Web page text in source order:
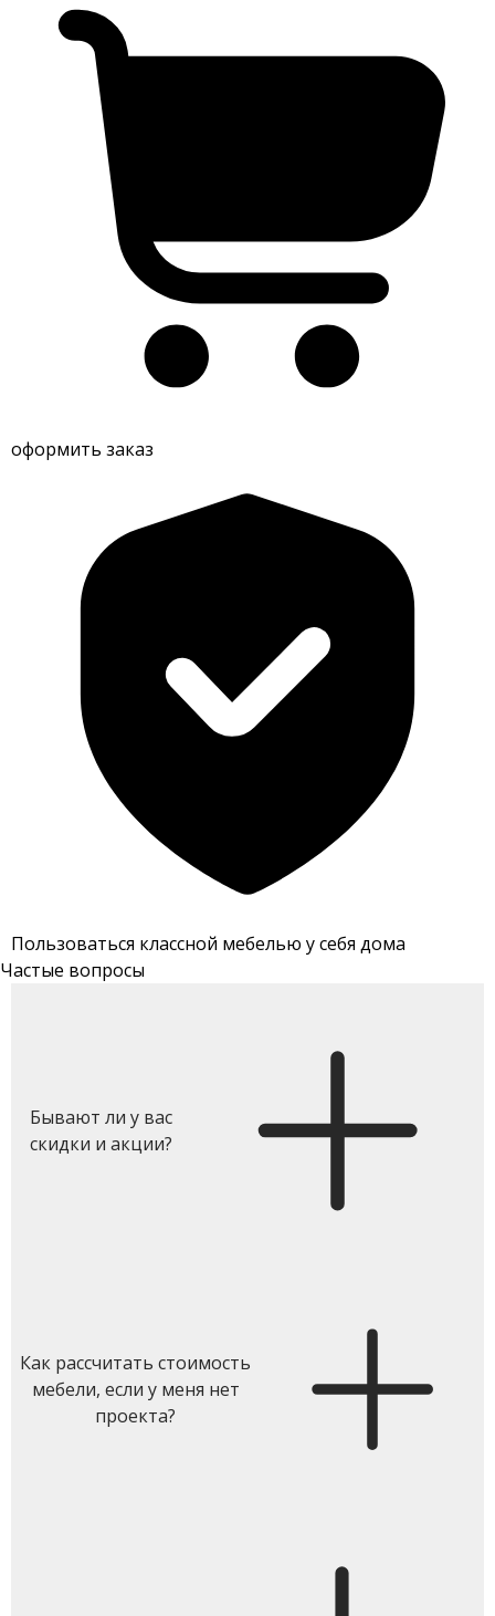
оформить заказ
Пользоваться классной мебелью у себя дома
Частые вопросы
Бывают ли у вас
скидки и акции?
Как рассчитать стоимость
мебели, если у меня нет
проекта?